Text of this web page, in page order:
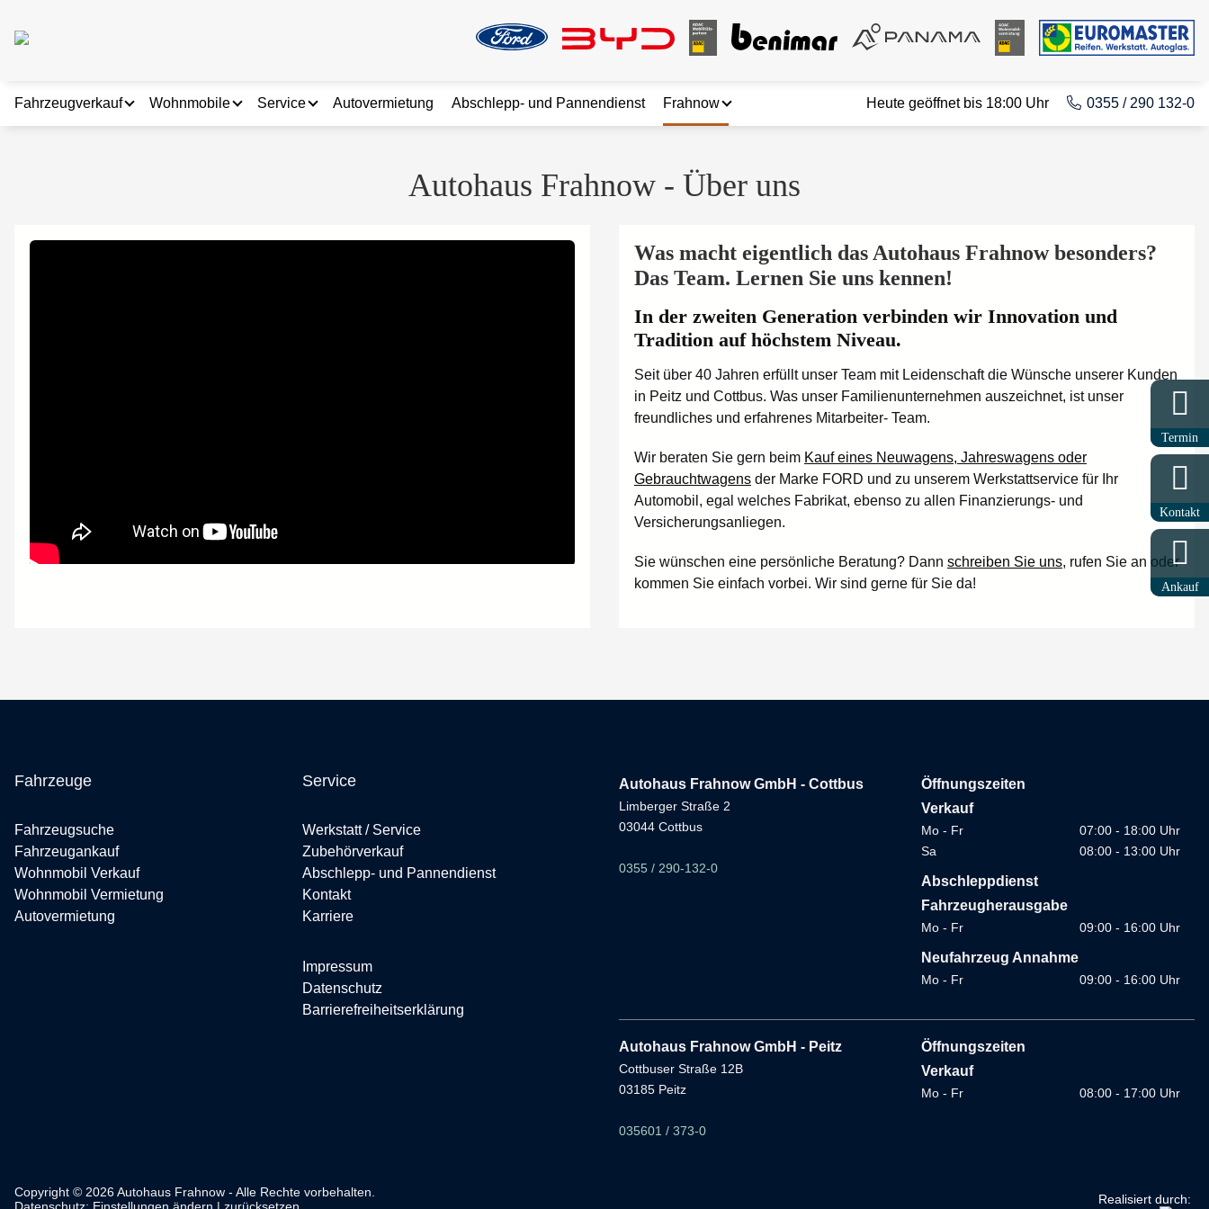
Fahrzeugverkauf Wohnmobile Service Autovermietung Abschlepp- und Pannendienst Frahnow
Karriere
Heute geöffnet bis 18:00 Uhr 0355 / 290 132-0
Autohaus Frahnow - Über uns
Was macht eigentlich das Autohaus Frahnow besonders?
Das Team. Lernen Sie uns kennen!
In der zweiten Generation verbinden wir Innovation und
Tradition auf höchstem Niveau.
Seit über 40 Jahren erfüllt unser Team mit Leidenschaft die Wünsche unserer Kunden
in Peitz und Cottbus. Was unser Familienunternehmen auszeichnet, ist unser
freundliches und erfahrenes Mitarbeiter- Team.
Wir beraten Sie gern beim Kauf eines Neuwagens, Jahreswagens oder
Gebrauchtwagens der Marke FORD und zu unserem Werkstattservice für Ihr
Automobil, egal welches Fabrikat, ebenso zu allen Finanzierungs- und
Versicherungsanliegen.
Sie wünschen eine persönliche Beratung? Dann schreiben Sie uns, rufen Sie an oder
kommen Sie einfach vorbei. Wir sind gerne für Sie da!
Fahrzeuge
Fahrzeugsuche
Fahrzeugankauf
Wohnmobil Verkauf
Wohnmobil Vermietung
Autovermietung
Service
Werkstatt / Service
Zubehörverkauf
Abschlepp- und Pannendienst
Kontakt
Karriere
Impressum
Datenschutz
Barrierefreiheitserklärung
Autohaus Frahnow GmbH - Cottbus
Limberger Straße 2
03044 Cottbus
0355 / 290-132-0
Öffnungszeiten
Verkauf
Mo - Fr
07:00 - 18:00 Uhr
Sa
08:00 - 13:00 Uhr
Abschleppdienst
Fahrzeugherausgabe
Mo - Fr 09:00 - 16:00 Uhr
Neufahrzeug Annahme
Mo - Fr 09:00 - 16:00 Uhr
Autohaus Frahnow GmbH - Peitz
Cottbuser Straße 12B
03185 Peitz
035601 / 373-0
Öffnungszeiten
Verkauf
Mo - Fr 08:00 - 17:00 Uhr
Copyright © 2026 Autohaus Frahnow - Alle Rechte vorbehalten.
Realisiert durch:
Termin
Kontakt
Ankauf